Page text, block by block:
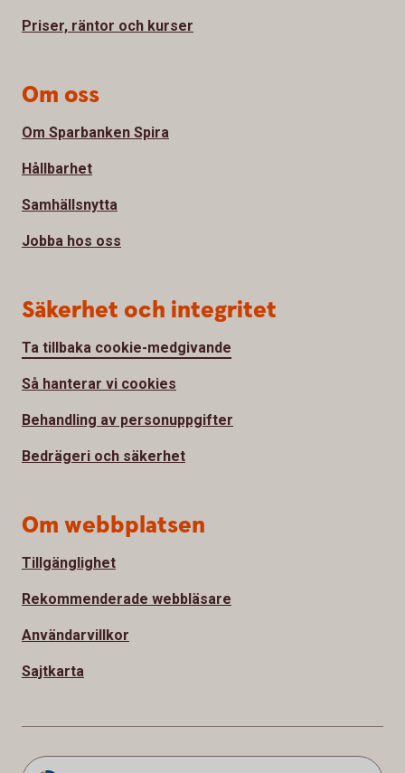
Priser, räntor och kurser
Om oss
Om Sparbanken Spira
Hållbarhet
Samhällsnytta
Jobba hos oss
Säkerhet och integritet
Ta tillbaka cookie-medgivande
Så hanterar vi cookies
Behandling av personuppgifter
Bedrägeri och säkerhet
Om webbplatsen
Tillgänglighet
Rekommenderade webbläsare
Användarvillkor
Sajtkarta